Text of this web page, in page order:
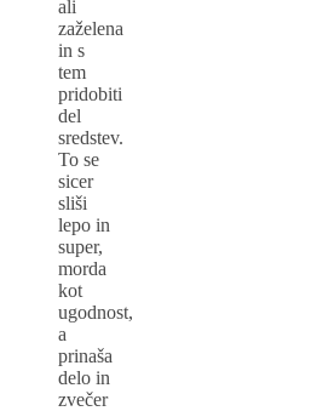
ali
zaželena
in s
tem
pridobiti
del
sredstev.
To se
sicer
sliši
lepo in
super,
morda
kot
ugodnost,
a
prinaša
delo in
zvečer